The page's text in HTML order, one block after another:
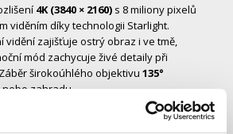
4K (3840 × 2160) s 8 miliony pixelů
viděním díky technologii Starlight.
vidění zajišťuje ostrý obraz i ve tmě,
mód zachycuje živé detaily při
širokoúhlého objektivu 135°
zahradu.